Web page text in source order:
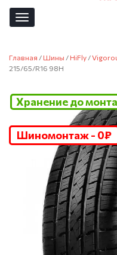
Главная / Шины / HiFly /
215/65/R16 98H
Шиномонтаж - 0₽
Хранение до